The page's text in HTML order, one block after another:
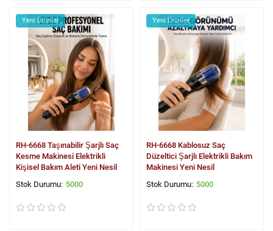
Yeni Ürünler
RH-6668 Taşınabilir Şarjlı Saç
Kesme Makinesi Elektrikli
Kişisel Bakım Aleti Yeni Nesil
5000
Yeni Ürünler
RH-6668 Kablosuz Saç
Düzeltici Şarjlı Elektrikli Bakım
Makinesi Yeni Nesil
5000